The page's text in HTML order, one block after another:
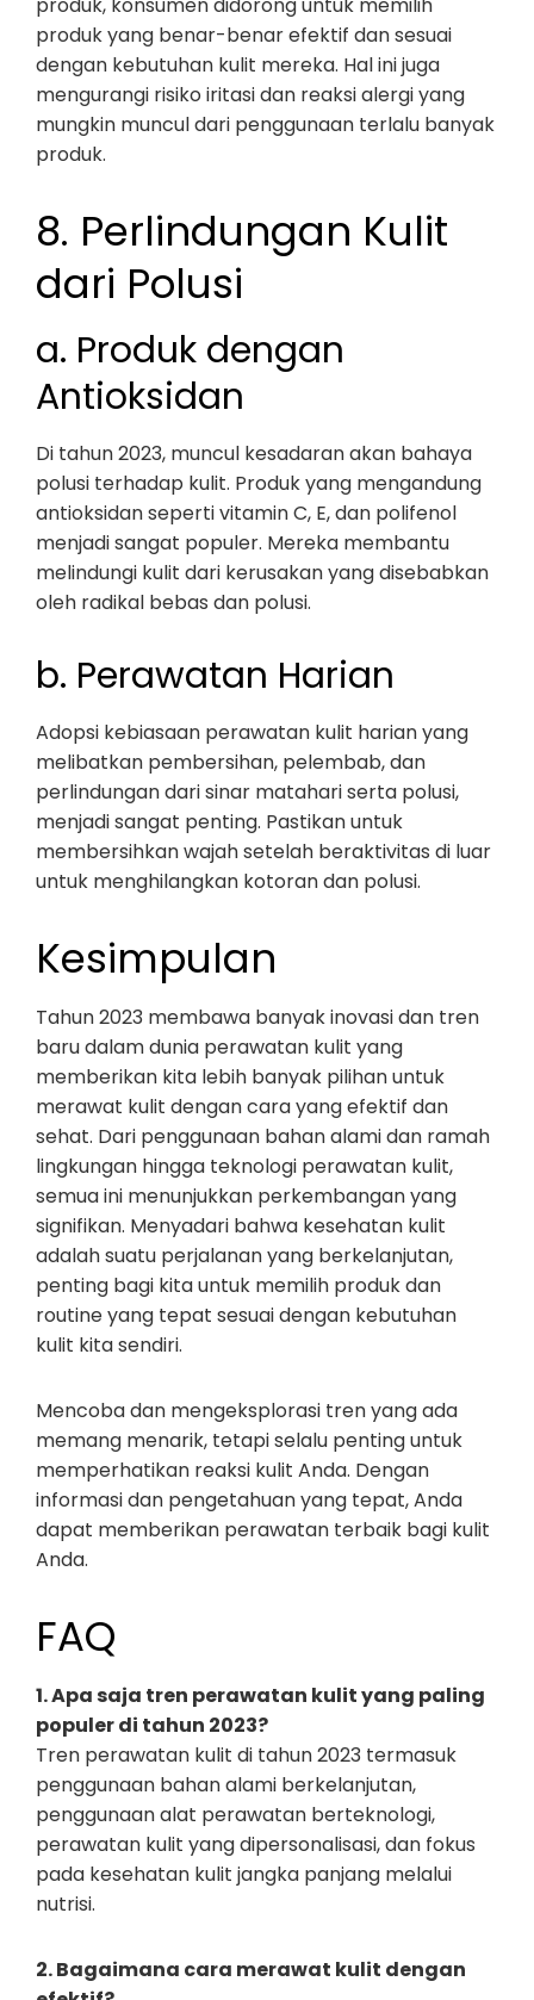
produk yang benar-benar efektif dan sesuai
dengan kebutuhan kulit mereka. Hal ini juga
mengurangi risiko iritasi dan reaksi alergi yang
mungkin muncul dari penggunaan terlalu banyak
produk.
8. Perlindungan Kulit
dari Polusi
a. Produk dengan
Antioksidan
Di tahun 2023, muncul kesadaran akan bahaya
polusi terhadap kulit. Produk yang mengandung
antioksidan seperti vitamin C, E, dan polifenol
menjadi sangat populer. Mereka membantu
melindungi kulit dari kerusakan yang disebabkan
oleh radikal bebas dan polusi.
b. Perawatan Harian
Adopsi kebiasaan perawatan kulit harian yang
melibatkan pembersihan, pelembab, dan
perlindungan dari sinar matahari serta polusi,
menjadi sangat penting. Pastikan untuk
membersihkan wajah setelah beraktivitas di luar
untuk menghilangkan kotoran dan polusi.
Kesimpulan
Tahun 2023 membawa banyak inovasi dan tren
baru dalam dunia perawatan kulit yang
memberikan kita lebih banyak pilihan untuk
merawat kulit dengan cara yang efektif dan
sehat. Dari penggunaan bahan alami dan ramah
lingkungan hingga teknologi perawatan kulit,
semua ini menunjukkan perkembangan yang
signifikan. Menyadari bahwa kesehatan kulit
adalah suatu perjalanan yang berkelanjutan,
penting bagi kita untuk memilih produk dan
routine yang tepat sesuai dengan kebutuhan
kulit kita sendiri.
Mencoba dan mengeksplorasi tren yang ada
memang menarik, tetapi selalu penting untuk
memperhatikan reaksi kulit Anda. Dengan
informasi dan pengetahuan yang tepat, Anda
dapat memberikan perawatan terbaik bagi kulit
Anda.
FAQ
1. Apa saja tren perawatan kulit yang paling
populer di tahun 2023?
Tren perawatan kulit di tahun 2023 termasuk
penggunaan bahan alami berkelanjutan,
penggunaan alat perawatan berteknologi,
perawatan kulit yang dipersonalisasi, dan fokus
pada kesehatan kulit jangka panjang melalui
nutrisi.
2. Bagaimana cara merawat kulit dengan